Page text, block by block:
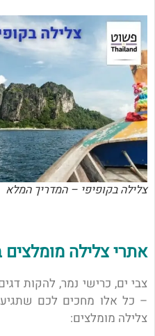
צלילה בקופיפי – המדריך המלא
אתרי צלילה מומלצים
צבי ים, כרישי נמר, להקות
– כל אלו מחכים לכם
צלילה מומלצים: